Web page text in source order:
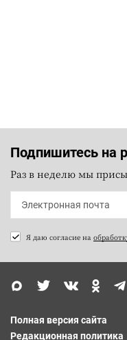
Подпишитесь на
Раз в неделю мы
Я даю согласие на
Полная версия сайта
Редакционная политика